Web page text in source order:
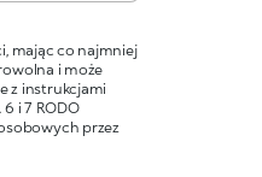
mając co najmniej
i może
z instrukcjami
i 7 RODO
przez